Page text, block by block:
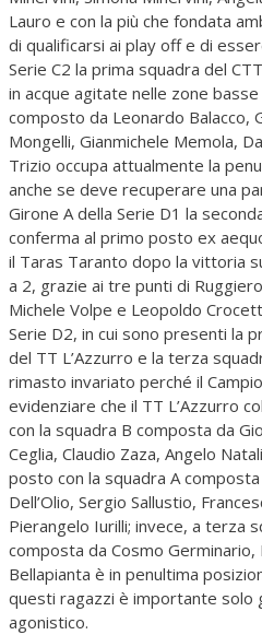
Lauro e con la più che fondata
di qualificarsi ai play off e di
Serie C2 la prima squadra del
in acque agitate nelle zone
composto da Leonardo Balacco,
Mongelli, Gianmichele Memola,
Trizio occupa attualmente la
anche se deve recuperare una
Girone A della Serie D1 la
conferma al primo posto ex
il Taras Taranto dopo la vittoria
a 2, grazie ai tre punti di
Michele Volpe e Leopoldo
Serie D2, in cui sono presenti la
del TT L’Azzurro e la terza
rimasto invariato perché il
evidenziare che il TT L’Azzurro
con la squadra B composta da
Ceglia, Claudio Zaza, Angelo
posto con la squadra A
Dell’Olio, Sergio Sallustio,
Pierangelo Iurilli; invece, a terza
composta da Cosmo Germinario,
Bellapianta è in penultima
questi ragazzi è importante solo
agonistico.